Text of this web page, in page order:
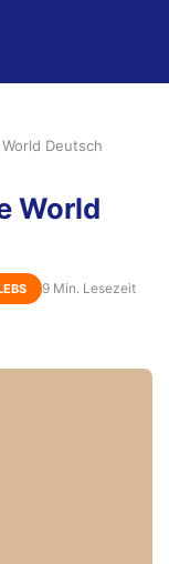
Deutsch
World
9 Min. Lesezeit